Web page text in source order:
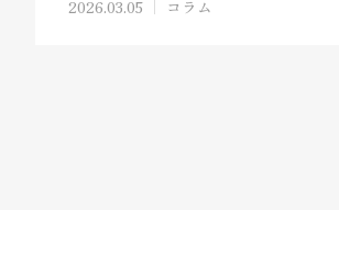
2026.03.05 コラム